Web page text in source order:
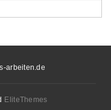
arbeiten.de
EliteThemes